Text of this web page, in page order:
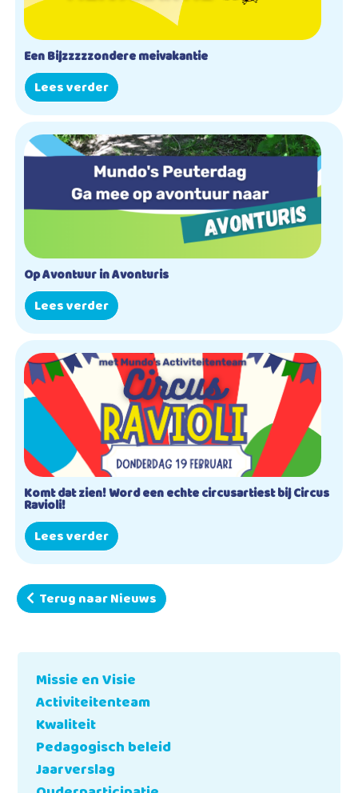
Een Bijzzzzzondere meivakantie
Lees verder
Op Avontuur in Avonturis
Lees verder
Komt dat zien! Word een echte circusartiest bij Circus
Ravioli!
Lees verder
Terug naar Nieuws
Missie en Visie
Activiteitenteam
Kwaliteit
Pedagogisch beleid
Jaarverslag